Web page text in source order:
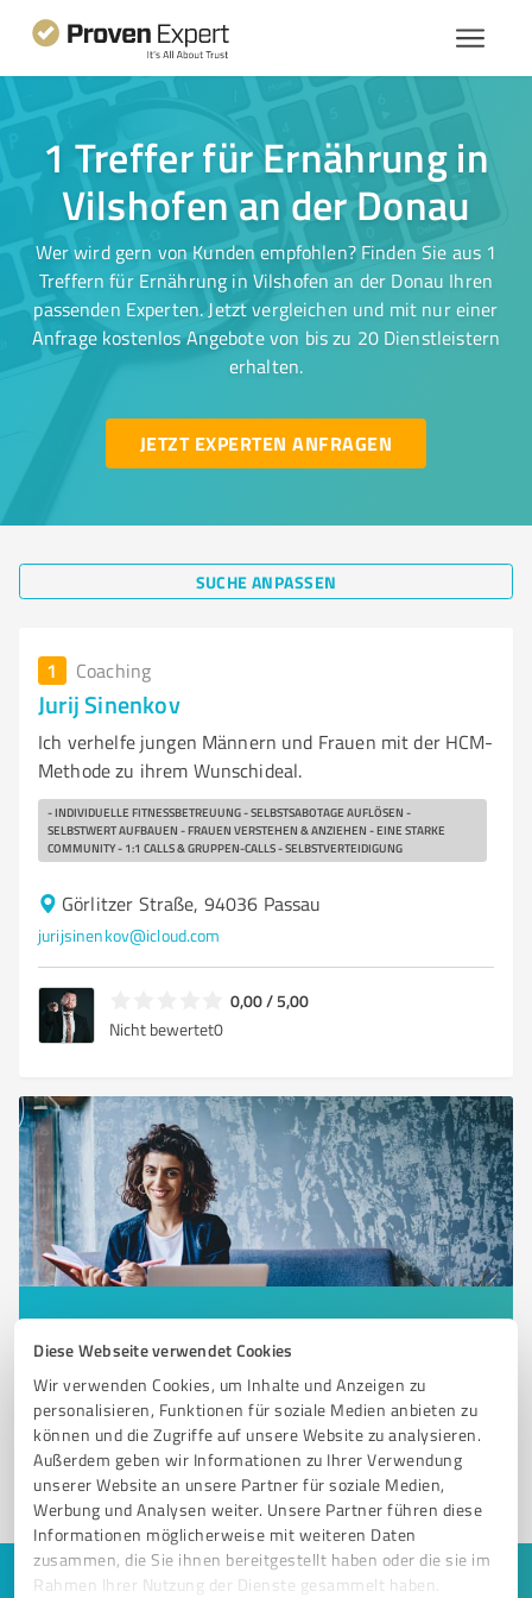
Diese Webseite verwendet Cookies
Wir verwenden Cookies, um Inhalte und Anzeigen zu
personalisieren, Funktionen für soziale Medien anbieten zu
können und die Zugriffe auf unsere Website zu analysieren.
Außerdem geben wir Informationen zu Ihrer Verwendung
unserer Website an unsere Partner für soziale Medien,
Werbung und Analysen weiter. Unsere Partner führen diese
Informationen möglicherweise mit weiteren Daten
zusammen, die Sie ihnen bereitgestellt haben oder die sie im
Rahmen Ihrer Nutzung der Dienste gesammelt haben.
1 Treffer für Ernährung in
Vilshofen an der Donau
Wer wird gern von Kunden empfohlen? Finden Sie aus 1
Treffern für Ernährung in Vilshofen an der Donau Ihren
passenden Experten. Jetzt vergleichen und mit nur einer
Anfrage kostenlos Angebote von bis zu 20 Dienstleistern
erhalten.
JETZT EXPERTEN ANFRAGEN
SUCHE ANPASSEN
1 Coaching
Jurij Sinenkov
Ich verhelfe jungen Männern und Frauen mit der HCM-
Methode zu ihrem Wunschideal.
- INDIVIDUELLE FITNESSBETREUUNG - SELBSTSABOTAGE AUFLÖSEN -
SELBSTWERT AUFBAUEN - FRAUEN VERSTEHEN & ANZIEHEN - EINE STARKE
COMMUNITY - 1:1 CALLS & GRUPPEN-CALLS - SELBSTVERTEIDIGUNG
Görlitzer Straße, 94036 Passau
jurijsinenkov@icloud.com
0,00 / 5,00
Nicht bewertet0
Sie möchten auch hier gelistet werden?
Kunden empfohlener ProvenExpert!